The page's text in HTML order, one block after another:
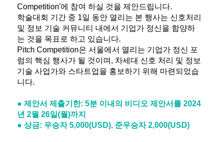
Competition'에 참여 하실 것을 제안드립니다.
학술대회 기간 중 1일 동안 열리는 본 행사는 신호처리
및 정보 기술 커뮤니티 내에서 기업가 정신을 함양하
는 것을 목표로 하고 있습니다.
Pitch Competition은 서울에서 열리는 기업가 정신 포
럼의 핵심 행사가 될 것이며, 차세대 신호 처리 및 정보
기술 사업가와 스타트업을 홍보하기 위해 마련되었습
니다.
● 제안서 제출기한: 5분 이내의 비디오 제안서를 2024
년 2월 26일(월)까지
● 상금: 우승자 5,000(USD), 준우승자 2,000(USD)